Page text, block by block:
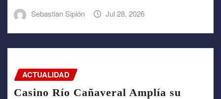
Sebastian Sipión Jul 28, 2026
ACTUALIDAD
Casino Río Cañaveral Amplía su